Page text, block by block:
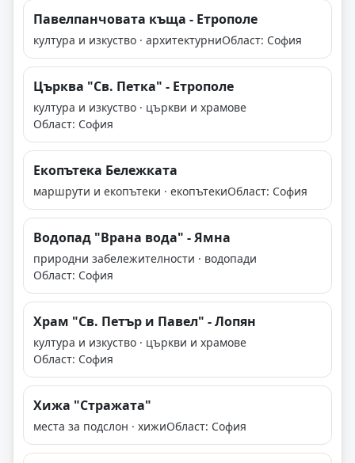
Павелпанчовата къща - Етрополе
култура и изкуство · архитектурниОбласт: София
Църква "Св. Петка" - Етрополе
култура и изкуство · църкви и храмове
Област: София
Екопътека Бележката
маршрути и екопътеки · екопътекиОбласт: София
Boдoпaд "Bpaнa вoдa" - Ямна
природни забележителности · водопади
Област: София
Храм "Св. Петър и Павел" - Лопян
култура и изкуство · църкви и храмове
Област: София
Хижа "Стражата"
места за подслон · хижиОбласт: София